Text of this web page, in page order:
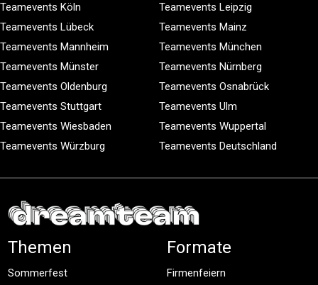
Teamevents Köln
Teamevents Leipzig
Teamevents Lübeck
Teamevents Mainz
Teamevents Mannheim
Teamevents München
Teamevents Münster
Teamevents Nürnberg
Teamevents Oldenburg
Teamevents Osnabrück
Teamevents Stuttgart
Teamevents Ulm
Teamevents Wiesbaden
Teamevents Wuppertal
Teamevents Würzburg
Teamevents Deutschland
Themen
Sommerfest
Formate
Firmenfeiern